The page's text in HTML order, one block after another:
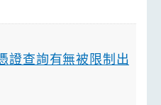
證查詢有無被限制出